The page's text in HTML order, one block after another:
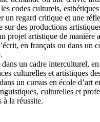
codes culturels,
un regard critique et une
sur des productions
projet artistique de manière
en français ou dans un
un cadre interculturel,
culturelles et artistiques
un cursus en école d’art
culturelles et
à la réussite.